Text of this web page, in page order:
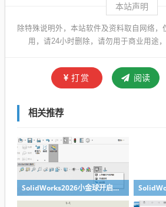
本站声明
除特殊说明外，本站软件及资料取自网络，
用，请24小时删除，请勿用于商业用途
打赏 阅读
相关推荐
SolidWorks2026小金球开启方法realview功能开启